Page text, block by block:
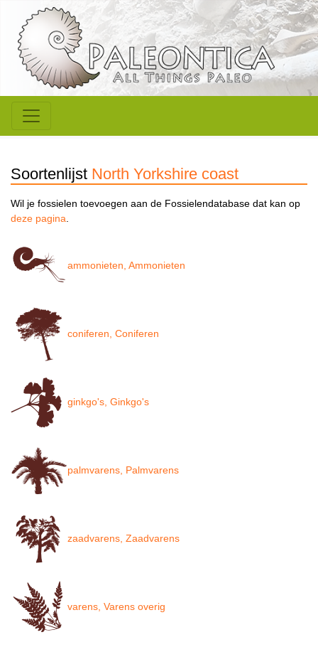
Soortenlijst North Yorkshire coast
Wil je fossielen toevoegen aan de Fossielendatabase dat kan op
deze pagina.
ammonieten, Ammonieten
coniferen, Coniferen
ginkgo's, Ginkgo's
palmvarens, Palmvarens
zaadvarens, Zaadvarens
varens, Varens overig